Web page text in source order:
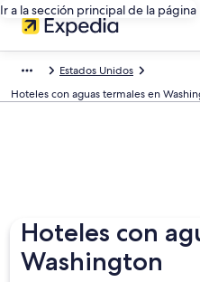
Ir a la sección principal de la página
Estados Unidos
Hoteles con aguas termales en
Hoteles con
Washington